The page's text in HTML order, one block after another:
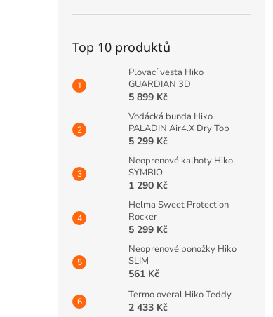
Top 10 produktů
Plovací vesta Hiko
GUARDIAN 3D
5 899 Kč
Vodácká bunda Hiko
PALADIN Air4.X Dry Top
5 299 Kč
Neoprenové kalhoty Hiko
SYMBIO
1 290 Kč
Helma Sweet Protection
Rocker
5 299 Kč
Neoprenové ponožky Hiko
SLIM
561 Kč
Termo overal Hiko Teddy
2 433 Kč